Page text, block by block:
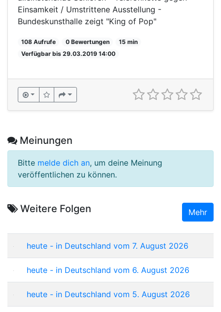
Einsamkeit / Umstrittene Ausstellung -
Bundeskunsthalle zeigt "King of Pop"
108 Aufrufe 0 Bewertungen
15 min
Verfügbar bis 29.03.2019 14:00
Meinungen
Bitte melde dich an, um deine Meinung
veröffentlichen zu können.
Weitere Folgen Mehr
heute - in Deutschland vom 7. August 2026
heute - in Deutschland vom 6. August 2026
heute - in Deutschland vom 5. August 2026